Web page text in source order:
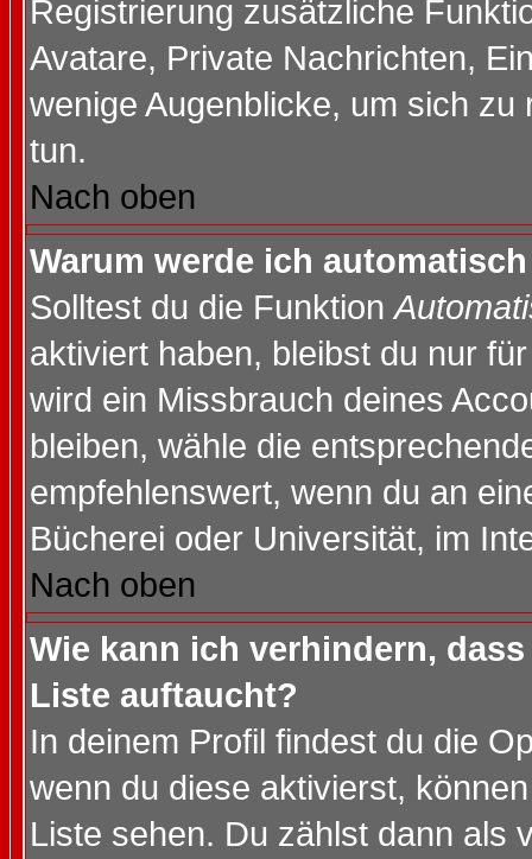
Registrierung zusätzliche
Avatare, Private Nachrichten,
wenige Augenblicke, um sich
tun.
Nach oben
Warum werde ich
Solltest du die Funktion
aktiviert haben, bleibst du nur
wird ein Missbrauch deines
bleiben, wähle die
empfehlenswert, wenn du an
Bücherei oder Universität, im
Nach oben
Wie kann ich verhindern,
Liste auftaucht?
In deinem Profil findest du die
wenn du diese aktivierst,
Liste sehen. Du zählst dann als